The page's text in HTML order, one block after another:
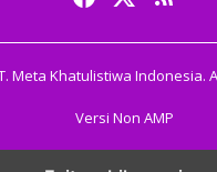
Meta Khatulistiwa Indonesia.
Versi Non AMP